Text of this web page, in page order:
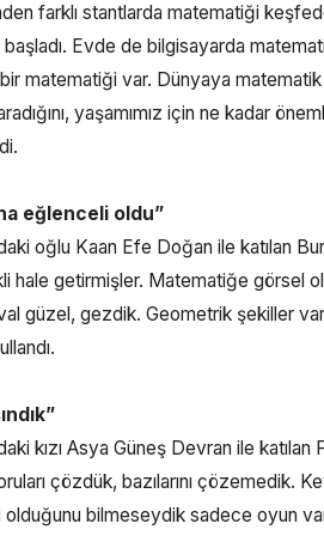
farklı stantlarda matematiği
Evde de bilgisayarda
matematiği var. Dünyaya
yaşamımız için ne kadar
eğlenceli oldu”
oğlu Kaan Efe Doğan ile katılan
hale getirmişler. Matematiğe görsel
güzel, gezdik. Geometrik şekiller
kızı Asya Güneş Devran ile
çözdük, bazılarını çözemedik.
olduğunu bilmeseydik sadece oyun